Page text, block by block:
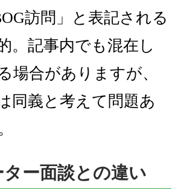
訪問」と表記される
。記事内でも混在し
場合がありますが、
同義と考えて問題あ
ター面談との違い